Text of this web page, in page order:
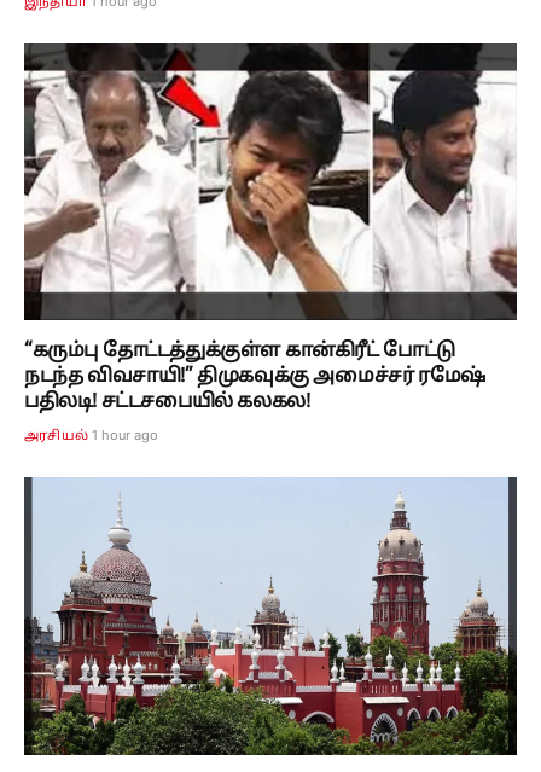
“கரும்பு தோட்டத்துக்குள்ள கான்கிரீட் போட்டு
நடந்த விவசாயி!” திமுகவுக்கு அமைச்சர் ரமேஷ்
பதிலடி! சட்டசபையில் கலகல!
அரசியல் 1 hour ago